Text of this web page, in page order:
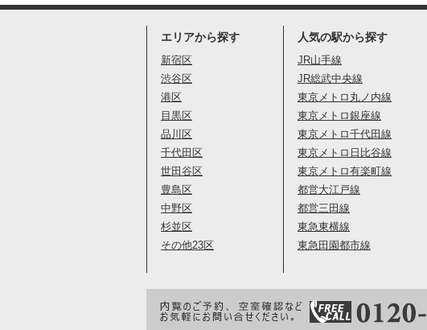
エリアから探す
新宿区
渋谷区
港区
目黒区
品川区
千代田区
世田谷区
豊島区
中野区
杉並区
その他23区
人気の駅から探す
JR山手線
JR総武中央線
東京メトロ丸ノ内線
東京メトロ銀座線
東京メトロ千代田線
東京メトロ日比谷線
東京メトロ有楽町線
都営大江戸線
都営三田線
東急東横線
東急田園都市線